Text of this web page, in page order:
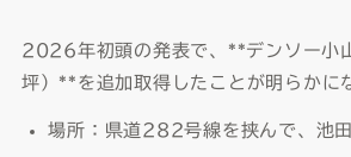
2026年初頭の発表で、**デンソー小
坪）**を追加取得したことが明らかに
場所：県道282号線を挟んで、池